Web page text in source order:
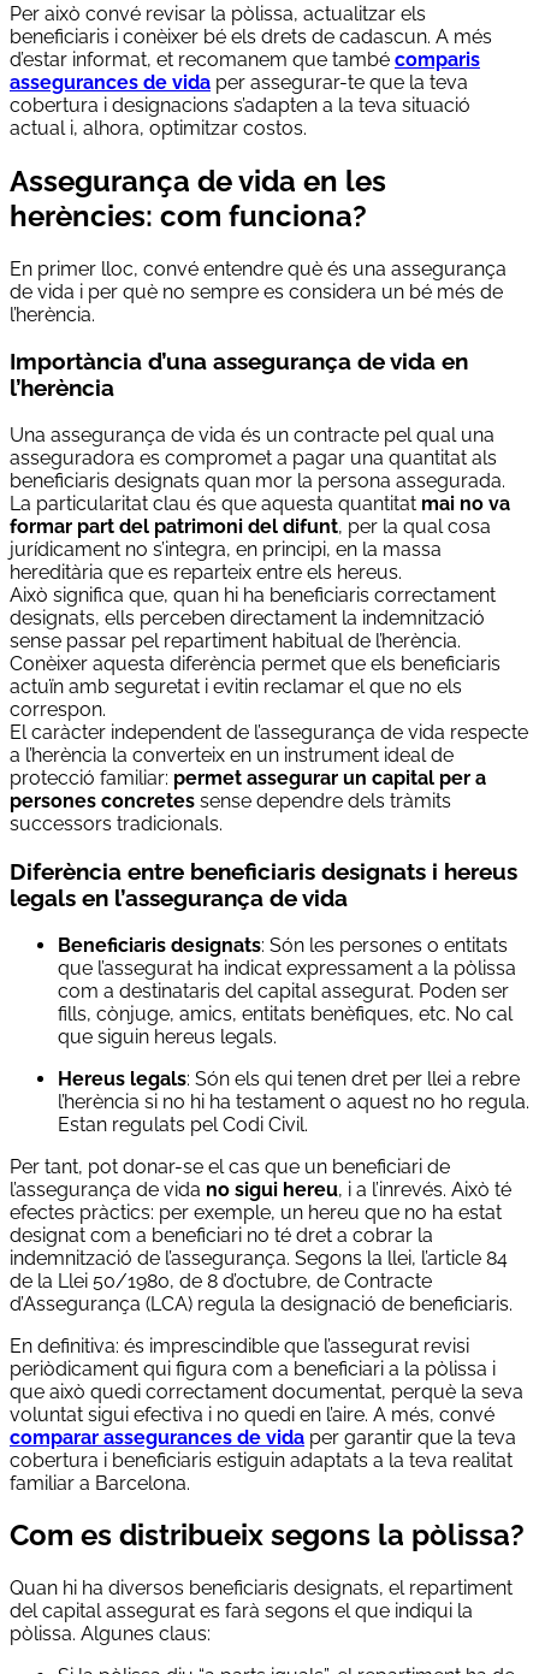
Per això convé revisar la pòlissa, actualitzar els
beneficiaris i conèixer bé els drets de cadascun. A més
d’estar informat, et recomanem que també comparis
assegurances de vida per assegurar-te que la teva
cobertura i designacions s’adapten a la teva situació
actual i, alhora, optimitzar costos.
Assegurança de vida en les
herències: com funciona?
En primer lloc, convé entendre què és una assegurança
de vida i per què no sempre es considera un bé més de
l’herència.
Importància d’una assegurança de vida en
l’herència
Una assegurança de vida és un contracte pel qual una
asseguradora es compromet a pagar una quantitat als
beneficiaris designats quan mor la persona assegurada.
La particularitat clau és que aquesta quantitat mai no va
formar part del patrimoni del difunt, per la qual cosa
jurídicament no s’integra, en principi, en la massa
hereditària que es reparteix entre els hereus.
Això significa que, quan hi ha beneficiaris correctament
designats, ells perceben directament la indemnització
sense passar pel repartiment habitual de l’herència.
Conèixer aquesta diferència permet que els beneficiaris
actuïn amb seguretat i evitin reclamar el que no els
correspon.
El caràcter independent de l’assegurança de vida respecte
a l’herència la converteix en un instrument ideal de
protecció familiar: permet assegurar un capital per a
persones concretes sense dependre dels tràmits
successors tradicionals.
Diferència entre beneficiaris designats i hereus
legals en l’assegurança de vida
Beneficiaris designats: Són les persones o entitats
que l’assegurat ha indicat expressament a la pòlissa
com a destinataris del capital assegurat. Poden ser
fills, cònjuge, amics, entitats benèfiques, etc. No cal
que siguin hereus legals.
Hereus legals: Són els qui tenen dret per llei a rebre
l’herència si no hi ha testament o aquest no ho regula.
Estan regulats pel Codi Civil.
Per tant, pot donar-se el cas que un beneficiari de
l’assegurança de vida no sigui hereu, i a l’inrevés. Això té
efectes pràctics: per exemple, un hereu que no ha estat
designat com a beneficiari no té dret a cobrar la
indemnització de l’assegurança. Segons la llei, l’article 84
de la Llei 50/1980, de 8 d’octubre, de Contracte
d’Assegurança (LCA) regula la designació de beneficiaris.
En definitiva: és imprescindible que l’assegurat revisi
periòdicament qui figura com a beneficiari a la pòlissa i
que això quedi correctament documentat, perquè la seva
voluntat sigui efectiva i no quedi en l’aire. A més, convé
comparar assegurances de vida per garantir que la teva
cobertura i beneficiaris estiguin adaptats a la teva realitat
familiar a Barcelona.
Com es distribueix segons la pòlissa?
Quan hi ha diversos beneficiaris designats, el repartiment
del capital assegurat es farà segons el que indiqui la
pòlissa. Algunes claus: